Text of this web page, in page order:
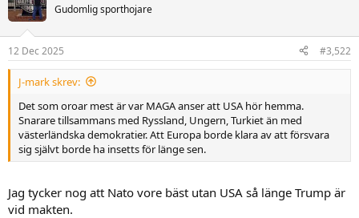
t v
t
Gudomlig sporthojare
12 Dec 2025 #3,522
J-mark skrev:
Det som oroar mest är var MAGA anser att USA hör hemma.
Snarare tillsammans med Ryssland, Ungern, Turkiet än med
västerländska demokratier. Att Europa borde klara av att försvara
sig självt borde ha insetts för länge sen.
Jag tycker nog att Nato vore bäst utan USA så länge Trump är
vid makten.